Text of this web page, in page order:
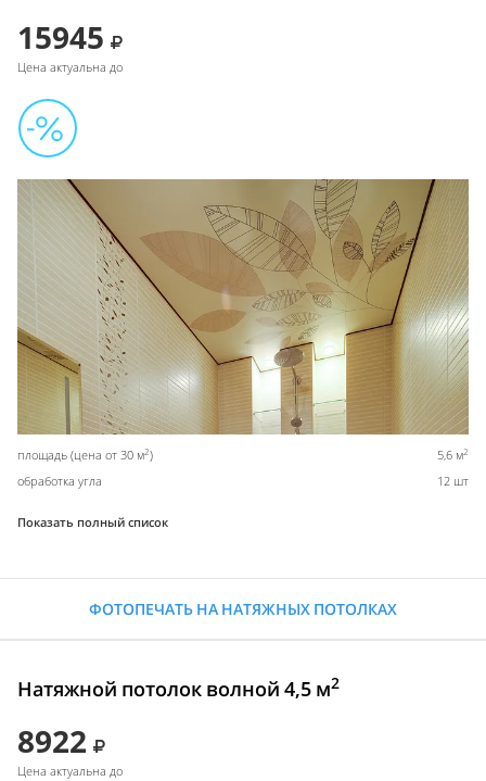
15945
Цена актуальна до
площадь (цена от 30 м2) 5,6 м2
обработка угла 12 шт
Показать полный список
ФОТОПЕЧАТЬ НА НАТЯЖНЫХ ПОТОЛКАХ
Натяжной потолок волной 4,5 м2
8922
Цена актуальна до